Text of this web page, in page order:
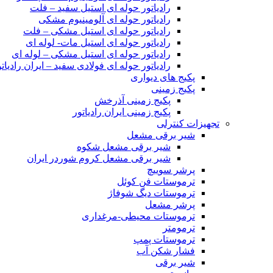
رادیاتور حوله ای استیل سفید – فلت
رادیاتور حوله ای آلومینیوم مشکی
رادیاتور حوله ای استیل مشکی – فلت
رادیاتور حوله ای استیل مات- لوله ای
رادیاتور حوله ای استیل مشکی – لوله ای
رادیاتور حوله ای فولادی سفید – ایران
پکیج های دیواری
پکیج زمینی
پکیج زمینی آذرخش
پکیج زمینی ایران رادیاتور
تجهیزات کنترلی
شیر برقی مشعل
شیر برقی مشعل شکوه
شیر برقی مشعل کروم شوردر ایران
پرشر سوییچ
ترموستات فن کوئل
ترموستات دیگ شوفاژ
پرشر مشعل
ترموستات محیطی-مرغداری
ترمومتر
ترموستات پمپ
فشار شکن آب
شیر برقی